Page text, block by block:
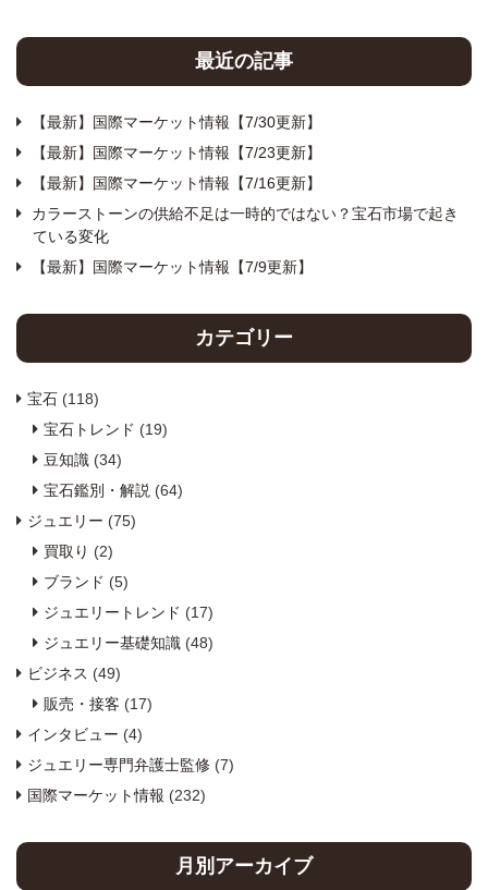
最近の記事
【最新】国際マーケット情報【7/30更新】
【最新】国際マーケット情報【7/23更新】
【最新】国際マーケット情報【7/16更新】
カラーストーンの供給不足は一時的ではない？宝石市場で起き
ている変化
【最新】国際マーケット情報【7/9更新】
カテゴリー
宝石 (118)
宝石トレンド (19)
豆知識 (34)
宝石鑑別・解説 (64)
ジュエリー (75)
買取り (2)
ブランド (5)
ジュエリートレンド (17)
ジュエリー基礎知識 (48)
ビジネス (49)
販売・接客 (17)
インタビュー (4)
ジュエリー専門弁護士監修 (7)
国際マーケット情報 (232)
月別アーカイブ